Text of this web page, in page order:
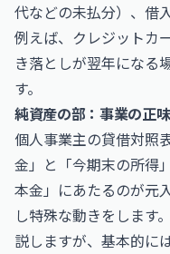
代などの未払分）、借
例えば、クレジットカ
き落としが翌年になる
す。
純資産の部：事業の正
個人事業主の貸借対照
金」と「今期末の所得
本金」にあたるのが元
し特殊な動きをします
説しますが、基本的に